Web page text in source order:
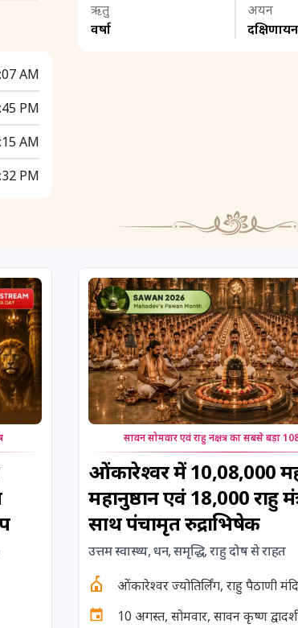
AM
PM
AM
PM
ऋतु
वर्षा
अयन
दक्षिणायन
सावन सोमवार एवं राहु नक्षत्र का सबसे बड़ा
ओंकारेश्वर में 10,08,000
महानुष्ठान एवं 18,000 राहु
साथ पंचामृत रुद्राभिषेक
उत्तम स्वास्थ्य, धन, समृद्धि, राहु दोष से राहत
ओंकारेश्वर ज्योतिर्लिंग, राहु पैठाणी
10 अगस्त, सोमवार, सावन कृष्ण